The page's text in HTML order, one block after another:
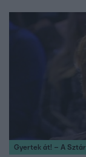
próbára teszi a
új részeiben két
csapatokban
egy civil játékos
nyertes csapat
Gyertek át! – A